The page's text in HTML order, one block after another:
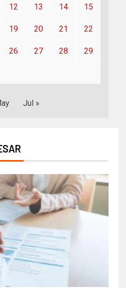
12 13 14 15
19 20 21 22
26 27 28 29
Jul »